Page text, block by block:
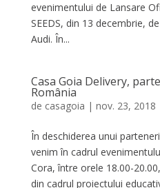
evenimentului de Lansare
SEEDS, din 13 decembrie,
Audi. În...
Casa Goia Delivery,
România
de casagoia | nov. 23, 2018
În deschiderea unui
venim în cadrul
Cora, între orele 18.00-
din cadrul proiectului